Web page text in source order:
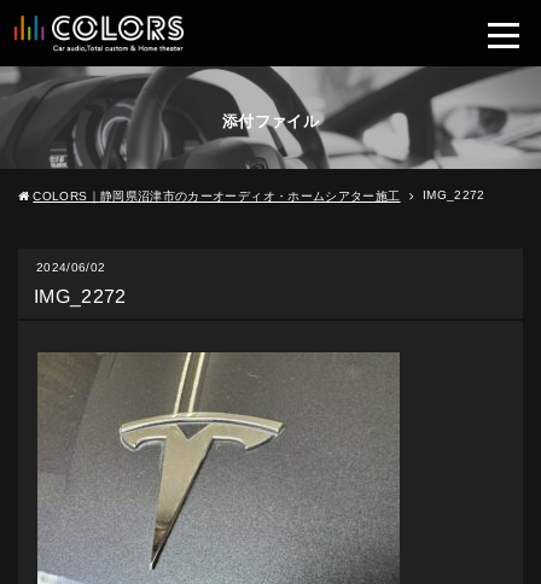
添付ファイル
COLORS｜静岡県沼津市のカーオーディオ・ホームシアター施工 IMG_2272
2024/06/02
IMG_2272